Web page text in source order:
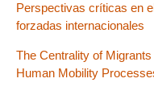
Perspectivas críticas en
forzadas internacionales
The Centrality of
Human Mobility